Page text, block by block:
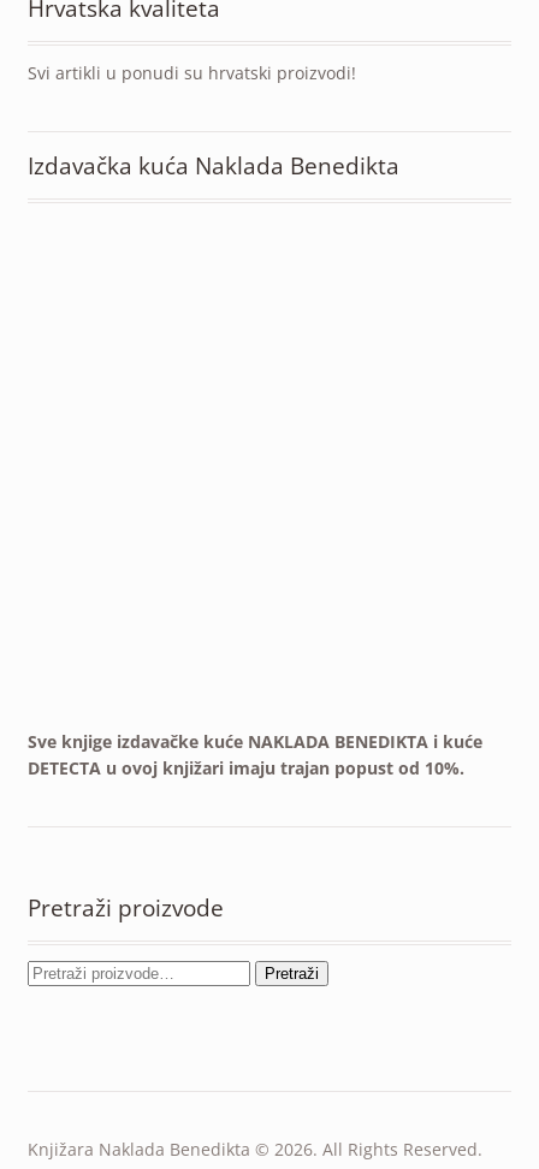
Hrvatska kvaliteta
Svi artikli u ponudi su hrvatski proizvodi!
Izdavačka kuća Naklada Benedikta
Sve knjige izdavačke kuće NAKLADA BENEDIKTA i kuće
DETECTA u ovoj knjižari imaju trajan popust od 10%.
Pretraži proizvode
Pretraži
Knjižara Naklada Benedikta © 2026. All Rights Reserved.